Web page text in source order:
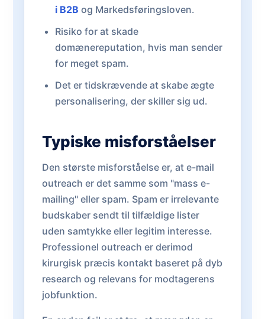
i B2B og Markedsføringsloven.
Risiko for at skade
domænereputation, hvis man sender
for meget spam.
Det er tidskrævende at skabe ægte
personalisering, der skiller sig ud.
Typiske misforståelser
Den største misforståelse er, at e-mail
outreach er det samme som "mass e-
mailing" eller spam. Spam er irrelevante
budskaber sendt til tilfældige lister
uden samtykke eller legitim interesse.
Professionel outreach er derimod
kirurgisk præcis kontakt baseret på dyb
research og relevans for modtagerens
jobfunktion.